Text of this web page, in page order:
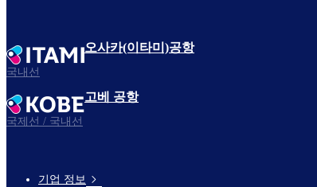
오사카(이타미)공항
국내선
고베 공항
국제선 / 국내선
기업 정보